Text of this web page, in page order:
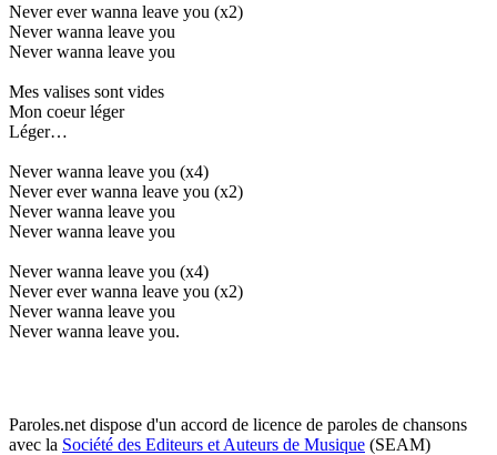
Never ever wanna leave you (x2)
Never wanna leave you
Never wanna leave you
Mes valises sont vides
Mon coeur léger
Léger…
Never wanna leave you (x4)
Never ever wanna leave you (x2)
Never wanna leave you
Never wanna leave you
Never wanna leave you (x4)
Never ever wanna leave you (x2)
Never wanna leave you
Never wanna leave you.
Paroles.net dispose d'un accord de licence de paroles de chansons
avec la Société des Editeurs et Auteurs de Musique (SEAM)